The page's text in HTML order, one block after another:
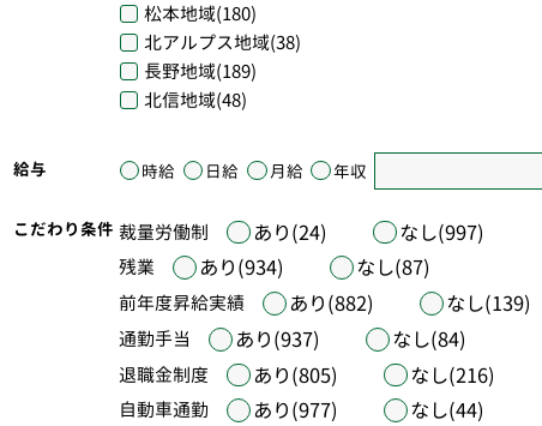
松本地域(180)
北アルプス地域(38)
長野地域(189)
北信地域(48)
給与 時給 日給 月給 年収
こだわり条件 裁量労働制 あり(24) なし(997)
残業 あり(934) なし(87)
前年度昇給実績 あり(882) なし(139)
通勤手当 あり(937) なし(84)
退職金制度 あり(805) なし(216)
自動車通勤 あり(977) なし(44)